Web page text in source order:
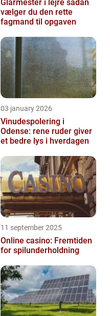
Glarmester i lejre sådan
vælger du den rette
fagmand til opgaven
03 january 2026
Vinudespolering i
Odense: rene ruder giver
et bedre lys i hverdagen
11 september 2025
Online casino: Fremtiden
for spilunderholdning